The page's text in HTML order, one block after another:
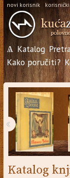
novi korisnik
Ѧ Katalog
Kako poručiti?
‹
Katalog